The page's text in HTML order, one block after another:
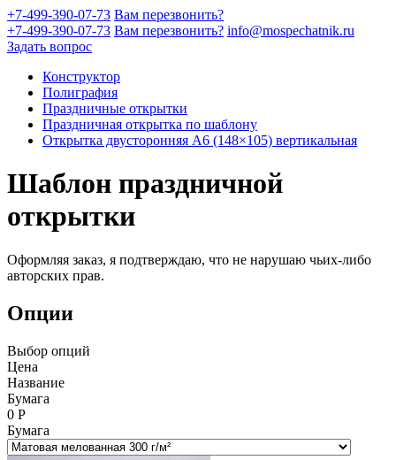
+7-499-390-07-73 Вам перезвонить?
+7-499-390-07-73 Вам перезвонить? info@mospechatnik.ru
Задать вопрос
Конструктор
Полиграфия
Праздничные открытки
Праздничная открытка по шаблону
Открытка двусторонняя A6 (148×105) вертикальная
Шаблон праздничной
открытки
Оформляя заказ, я подтверждаю, что не нарушаю чьих-либо
авторских прав.
Опции
Выбор опций
Цена
Название
Бумага
0 Р
Бумага